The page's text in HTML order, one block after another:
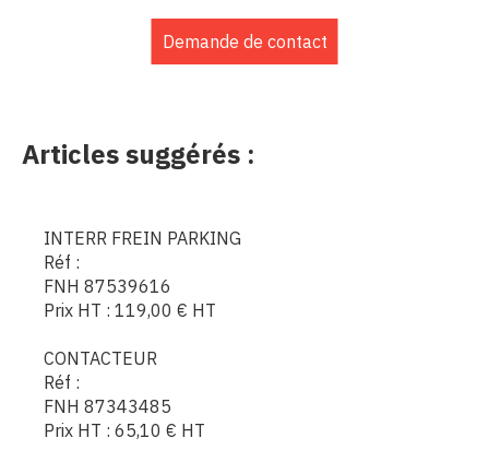
Demande de contact
Articles suggérés :
INTERR FREIN PARKING
Réf :
FNH 87539616
Prix HT : 119,00 € HT
CONTACTEUR
Réf :
FNH 87343485
Prix HT : 65,10 € HT